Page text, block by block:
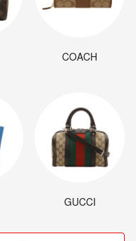
COACH
GUCCI